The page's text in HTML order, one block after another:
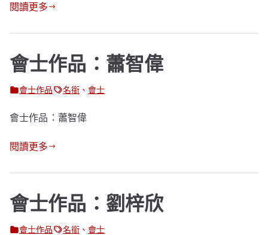
閱讀更多
會士作品：蕭智偉
會士作品 名銜、會士
會士作品：蕭智偉
閱讀更多
會士作品：劉梓欣
會士作品 名銜、會士